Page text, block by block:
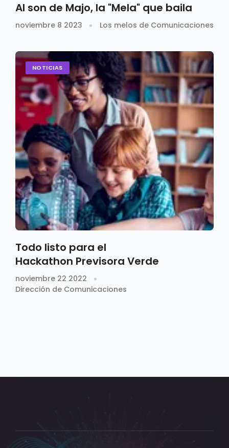
Al son de Majo, la "Mela" que baila
noviembre 8 2023 Los melos de Comunicaciones
NOTICIAS
Todo listo para el
Hackathon Previsora Verde
noviembre 22 2022
Dirección de Comunicaciones